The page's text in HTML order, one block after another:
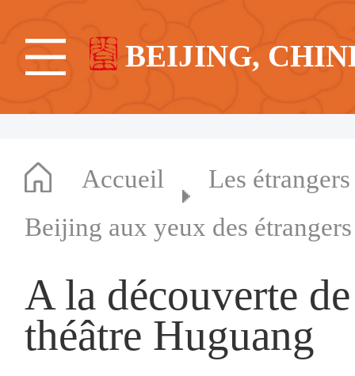
BEIJING,
Accueil
Les
Beijing aux yeux des étrangers
A la découverte
théâtre Huguang